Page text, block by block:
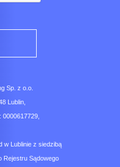
Sp. z o.o.
Lublin,
w Lublinie z siedzibą
Rejestru Sądowego